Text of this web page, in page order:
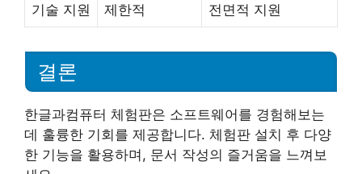
기술 지원 제한적 전면적 지원
결론
한글과컴퓨터 체험판은 소프트웨어를 경험해보는
데 훌륭한 기회를 제공합니다. 체험판 설치 후 다양
한 기능을 활용하며, 문서 작성의 즐거움을 느껴보